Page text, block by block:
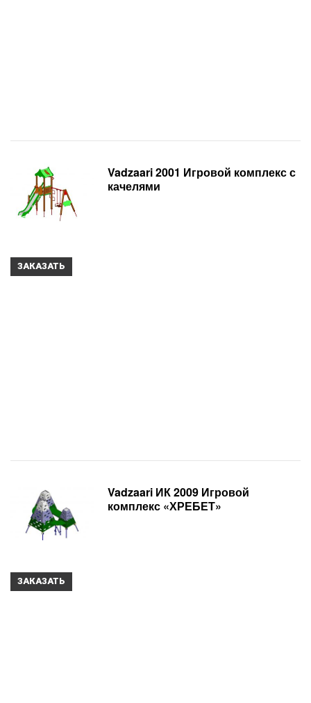
Vadzaari 2001 Игровой комплекс с
качелями
ЗАКАЗАТЬ
Vadzaari ИК 2009 Игровой
комплекс «ХРЕБЕТ»
ЗАКАЗАТЬ